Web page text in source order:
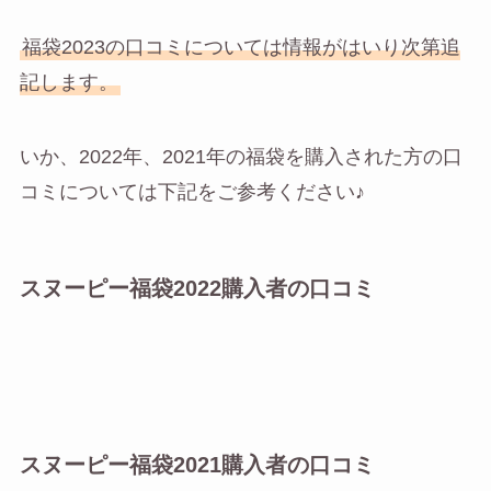
福袋2023の口コミについては情報がはいり次第追
記します。
いか、2022年、2021年の福袋を購入された方の口
コミについては下記をご参考ください♪
スヌーピー福袋2022購入者の口コミ
スヌーピー福袋2021購入者の口コミ